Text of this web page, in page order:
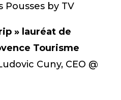
Pousses by TV
» lauréat de
Tourisme
Cuny, CEO @